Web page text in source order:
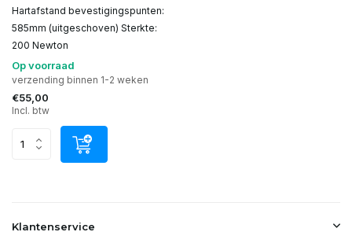
Hartafstand bevestigingspunten:
585mm (uitgeschoven) Sterkte:
200 Newton
Op voorraad
verzending binnen 1-2 weken
€55,00
Incl. btw
Klantenservice